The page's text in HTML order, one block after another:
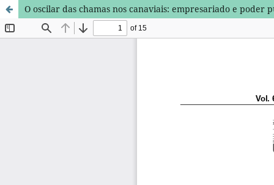
O oscilar das chamas nos canaviais: empresariado e